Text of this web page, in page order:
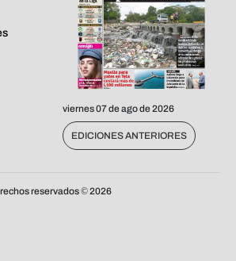
viernes 07 de ago de 2026
EDICIONES ANTERIORES
reservados ©2026